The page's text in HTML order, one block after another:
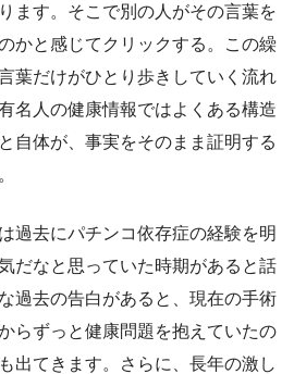
ます。そこで別の人がその言葉を
かと感じてクリックする。この繰
葉だけがひとり歩きしていく流れ
名人の健康情報ではよくある構造
自体が、事実をそのまま証明する
過去にパチンコ依存症の経験を明
だなと思っていた時期があると話
過去の告白があると、現在の手術
らずっと健康問題を抱えていたの
出てきます。さらに、長年の激し